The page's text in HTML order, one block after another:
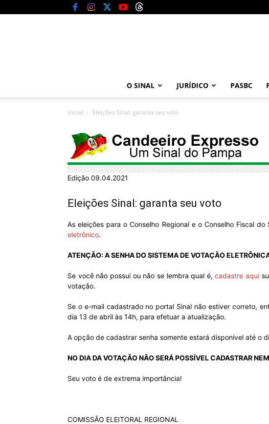
O SINAL JURÍDICO PASBC
Inicial Eleições Sinal: garanta seu voto
Edição 09.04.2021
Eleições Sinal: garanta seu voto
As eleições para o Conselho Regional e o Conselho Fiscal do
eletrônico.
ATENÇÃO: A SENHA DO SISTEMA DE VOTAÇÃO
Se você não possui ou não se lembra qual é,cadastre aqui
votação.
Se o e-mail cadastrado no portal Sinal não estiver correto,
dia 13 de abril às 14h, para efetuar a atualização.
A opção de cadastrar senha somente estará disponível até o
NO DIA DA VOTAÇÃO NÃO SERÁ POSSÍVEL CADASTRAR
Seu voto é de extrema importância!
COMISSÃO ELEITORAL REGIONAL